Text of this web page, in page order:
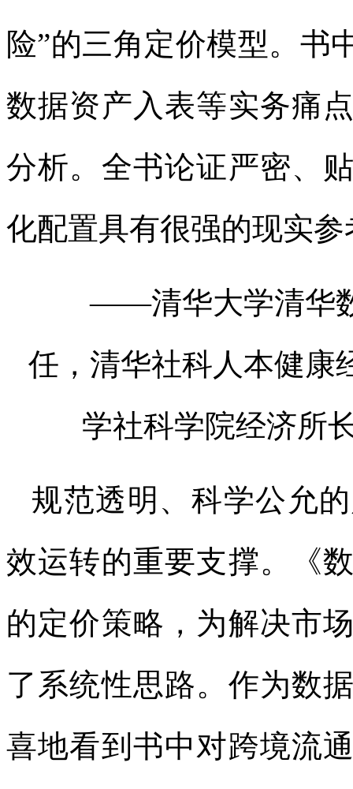
险”的三角定价模型。书
数据资产入表等实务痛
分析。全书论证严密、
化配置具有很强的现实
——清华大学清华
任，清华社科人本健康
学社科学院经济所
规范透明、科学公允
效运转的重要支撑。《
的定价策略，为解决市
了系统性思路。作为数
喜地看到书中对跨境流